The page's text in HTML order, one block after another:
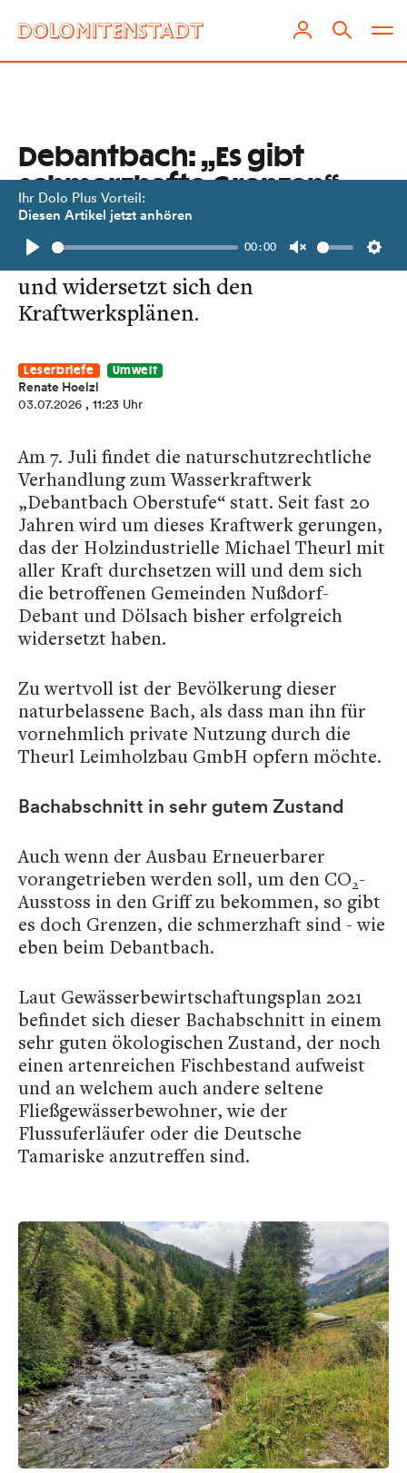
Ihr Dolo Plus Vorteil:
Diesen Artikel jetzt anhören
Play
00:00
Unmute
Debantbach: „Es gibt
schmerzhafte Grenzen“
Renate Hölzl plädiert in ihrem
Leserbrief für den Schutz des Bachs
und widersetzt sich den
Kraftwerksplänen.
Leserbriefe Umwelt
Renate Hoelzl
03.07.2026 , 11:23 Uhr
Am 7. Juli findet die naturschutzrechtliche
Verhandlung zum Wasserkraftwerk
„Debantbach Oberstufe“ statt. Seit fast 20
Jahren wird um dieses Kraftwerk gerungen,
das der Holzindustrielle Michael Theurl mit
aller Kraft durchsetzen will und dem sich
die betroffenen Gemeinden Nußdorf-
Debant und Dölsach bisher erfolgreich
widersetzt haben.
Zu wertvoll ist der Bevölkerung dieser
naturbelassene Bach, als dass man ihn für
vornehmlich private Nutzung durch die
Theurl Leimholzbau GmbH opfern möchte.
Bachabschnitt in sehr gutem Zustand
Auch wenn der Ausbau Erneuerbarer
vorangetrieben werden soll, um den CO2-
Ausstoss in den Griff zu bekommen, so gibt
es doch Grenzen, die schmerzhaft sind - wie
eben beim Debantbach.
Laut Gewässerbewirtschaftungsplan 2021
befindet sich dieser Bachabschnitt in einem
sehr guten ökologischen Zustand, der noch
einen artenreichen Fischbestand aufweist
und an welchem auch andere seltene
Fließgewässerbewohner, wie der
Flussuferläufer oder die Deutsche
Tamariske anzutreffen sind.